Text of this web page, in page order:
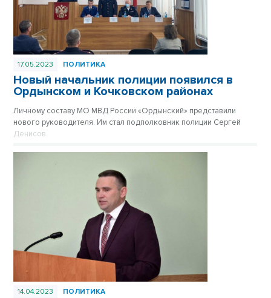
17.05.2023 ПОЛИТИКА
Новый начальник полиции появился в
Ордынском и Кочковском районах
Личному составу МО МВД России «Ордынский» представили
нового руководителя. Им стал подполковник полиции Сергей
Денисов.
14.04.2023 ПОЛИТИКА